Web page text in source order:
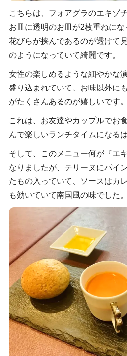
こちらは、フォアグラのエキゾ
お皿に透明のお皿が2枚重ねに
花びらが挟んであるのが透けて
のようになっていて綺麗です。
女性の楽しめるような細やかな
盛り込まれていて、お味以外に
がたくさんあるのが嬉しいです。
これは、お友達やカップルでお
んで楽しいランチタイムになるは
そして、このメニュー何が『エ
なりましたが、テリーヌにパイ
たもの入っていて、ソースはカ
も効いていて南国風の味でした。